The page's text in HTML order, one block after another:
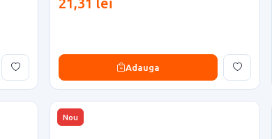
Adauga
Nou